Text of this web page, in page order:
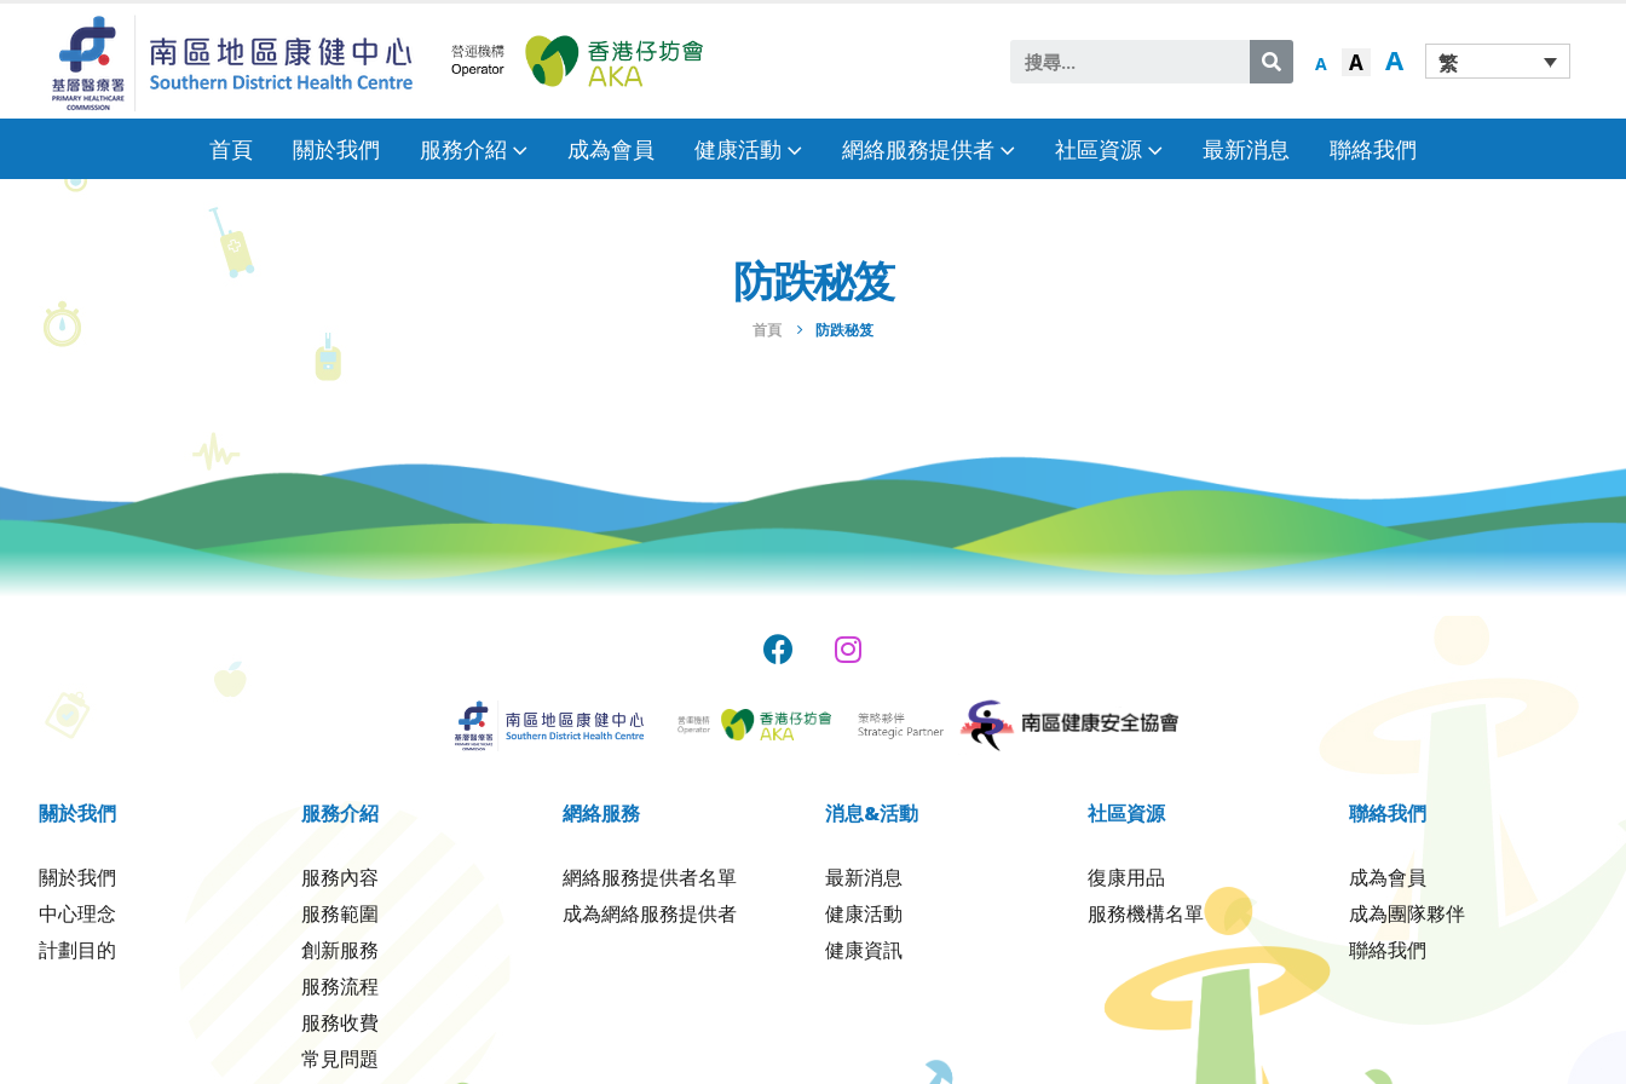
A A A 繁
首頁 關於我們 服務介紹 成為會員 健康活動 網絡服務提供者 社區資源 最新消息 聯絡我們
防跌秘笈
首頁 防跌秘笈
關於我們
關於我們
中心理念
計劃目的
服務介紹
服務內容
服務範圍
創新服務
服務流程
服務收費
常見問題
網絡服務
網絡服務提供者名單
成為網絡服務提供者
消息&活動
最新消息
健康活動
健康資訊
社區資源
復康用品
服務機構名單
聯絡我們
成為會員
成為團隊夥伴
聯絡我們